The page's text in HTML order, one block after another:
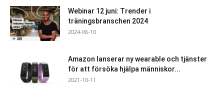
Webinar 12 juni: Trender i
träningsbranschen 2024
2024-06-10
Amazon lanserar ny wearable och tjänster
för att försöka hjälpa människor...
2021-10-11